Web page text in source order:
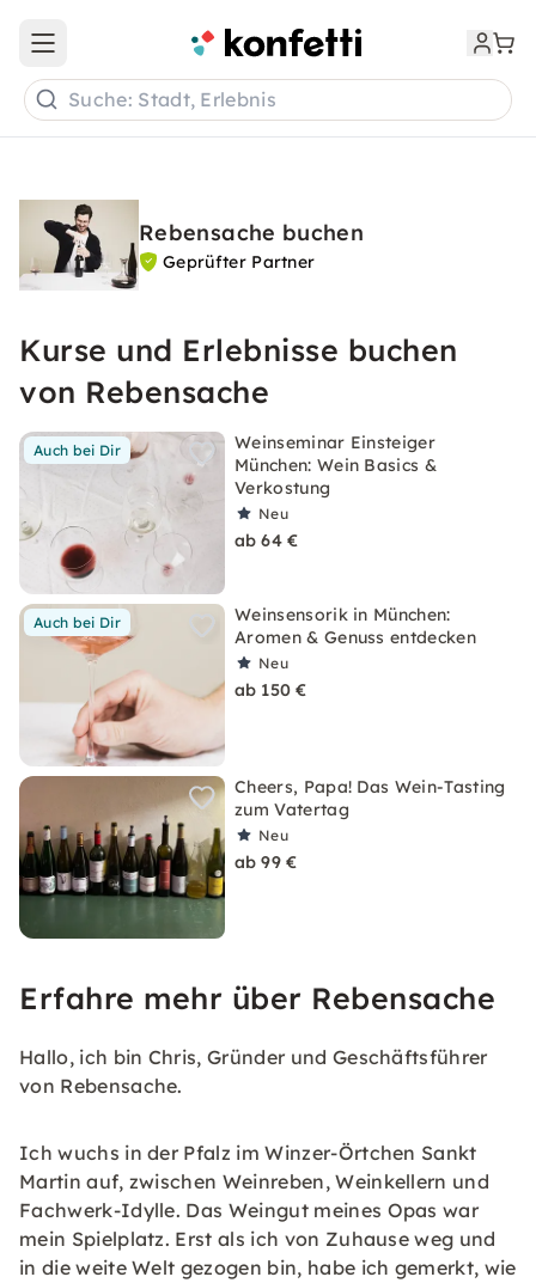
Open main menu
Suche: Stadt, Erlebnis
Rebensache buchen
Geprüfter Partner
Kurse und Erlebnisse buchen
von Rebensache
Auch bei Dir
Weinseminar Einsteiger
München: Wein Basics &
Verkostung
Neu
ab 64 €
Auch bei Dir
Weinsensorik in München:
Aromen & Genuss entdecken
Neu
ab 150 €
Cheers, Papa! Das Wein-Tasting
zum Vatertag
Neu
ab 99 €
Erfahre mehr über Rebensache
Hallo, ich bin Chris, Gründer und Geschäftsführer
von Rebensache.
Ich wuchs in der Pfalz im Winzer-Örtchen Sankt
Martin auf, zwischen Weinreben, Weinkellern und
Fachwerk-Idylle. Das Weingut meines Opas war
mein Spielplatz. Erst als ich von Zuhause weg und
in die weite Welt gezogen bin, habe ich gemerkt, wie